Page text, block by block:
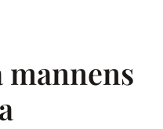
mannens